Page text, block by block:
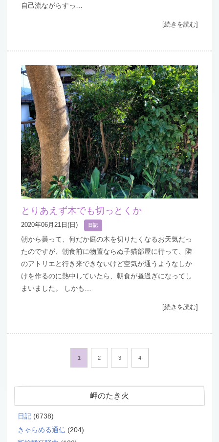
自己流ながらすっ…
[続きを読む]
とりあえず木でも切っとくか
2020年06月21日(日) 日記
朝から曇って、何だか庭の木を切りたくなるお天気だっ
たのですが、朝食前に物置ならぬ子猫部屋に行って、隣
のアトリエと行き来できないけど空気が通うようなしか
けを作るのに熱中していたら、朝食が昼過ぎになってし
まいました。 しかも…
[続きを読む]
1 2 3 4
岬のたき火
日記(6738)
きゃらめる通信(204)